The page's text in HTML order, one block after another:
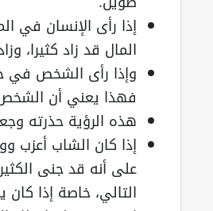
إذا رأى الإنسان في
المال قد زاد كثيرا،
وإذا رأى الشخص في
فهذا يعني أن
هذه الرؤية حذرته
إذا كان الشاب أعزب
على أنه قد جنى
التالي، خاصة إذا